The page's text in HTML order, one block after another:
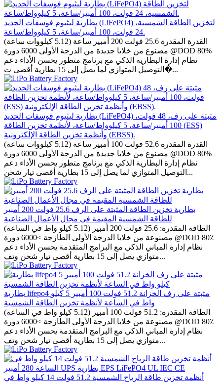
بطارية ليثيوم فوسفات الحديد (LiFePO4) لتخزين الطاقة الشمسية،
24 فولت، 100 أمبير/ساعة، 5 كيلوواط/ساعة.
القدرة المقدرة 25.6 فولت 200 أمبير ساعة (5.12 كيلووات ساعة)
مصنوع من خلايا جديدة من الدرجة الأولى 6000 دورة @DOD 80%
نظام إدارة البطارية الذكي مع برنامج متطور يحسن الأداء دعم
التوصيل المتوازي لما يصل إلى 15 بطارية أقصى ت�...
بطارية ليثيوم فوسفات الحديد (LiFePO4) مثبتة على رف، 48 فولت،
100 أمبير/ساعة، 5 كيلوواط/ساعة، لأنظمة تخزين الطاقة (ESS)
وأنظمة تخزين الطاقة الإلكترونية (EBSS).
القدرة المقدرة 52.6 فولت 100 أمبير ساعة (5.12 كيلووات ساعة)
مصنوع من خلايا جديدة من الدرجة الأولى 6000 دورة @DOD 80%
نظام إدارة البطارية الذكي مع برنامج متطور يحسن الأداء دعم
التوصيل المتوازي لما يصل إلى 15 بطارية أقصى تيار شحن...
بطارية تخزين الطاقة المثبتة على الرف 25.6 فولت 200 أمبير
للطاقة الشمسية المقيمة في مجال الأعمال الصناعية
الطاقة المقدرة: 25.6 فولت 200 أمبير (5.12 كيلو واط في الساعة)
مصنوعة من خلايا الدرجة الأولى الطازجة >6000 دورة @DOD 80٪
نظام إدارة المباني الذكي مع البرامج المتقدمة يحسن الأداء دعم
متوازي يصل إلى 15 بطارية أقصى تيار شحن وتف...
بطارية lifepo4 مثبتة على رف الخزانة 51.2 فولت 100 أمبير 5 كيلو
واط في الساعة لأنظمة تخزين الطاقة الشمسية
الطاقة المقدرة: 51.2 فولت 100 أمبير (5.12 كيلو واط في الساعة)
مصنوعة من خلايا الدرجة الأولى الطازجة >6000 دورة @DOD 80٪
نظام إدارة المباني الذكي مع البرامج المتقدمة يحسن الأداء دعم
متوازي يصل إلى 15 بطارية أقصى تيار شحن وتف...
أنظمة تخزين طاقة الرياح الشمسية 51.2 فولت 14 كيلو واط في